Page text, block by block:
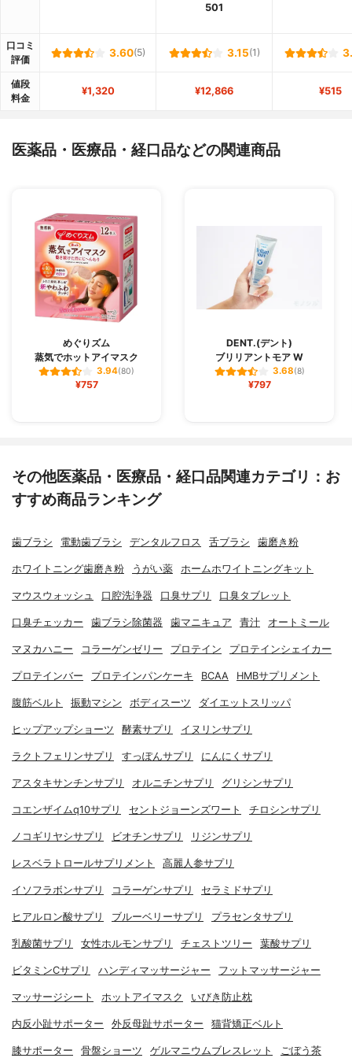
501
口コミ
評価
3.60(5) 3.15(1)
値段
料金
¥1,320 ¥12,866 ¥515
医薬品・医療品・経口品などの関連商品
めぐりズム
蒸気でホットアイマスク
3.94(80)
¥757
DENT.(デント)
ブリリアントモア W
3.68(8)
¥797
その他医薬品・医療品・経口品関連カテゴリ：お
すすめ商品ランキング
歯ブラシ 電動歯ブラシ デンタルフロス 舌ブラシ 歯磨き粉
ホワイトニング歯磨き粉 うがい薬 ホームホワイトニングキット
マウスウォッシュ 口腔洗浄器 口臭サプリ 口臭タブレット
口臭チェッカー 歯ブラシ除菌器 歯マニキュア 青汁 オートミール
マヌカハニー コラーゲンゼリー プロテイン プロテインシェイカー
プロテインバー プロテインパンケーキ BCAA HMBサプリメント
腹筋ベルト 振動マシン ボディスーツ ダイエットスリッパ
ヒップアップショーツ 酵素サプリ イヌリンサプリ
ラクトフェリンサプリ すっぽんサプリ にんにくサプリ
アスタキサンチンサプリ オルニチンサプリ グリシンサプリ
コエンザイムq10サプリ セントジョーンズワート チロシンサプリ
ノコギリヤシサプリ ビオチンサプリ リジンサプリ
レスベラトロールサプリメント 高麗人参サプリ
イソフラボンサプリ コラーゲンサプリ セラミドサプリ
ヒアルロン酸サプリ ブルーベリーサプリ プラセンタサプリ
乳酸菌サプリ 女性ホルモンサプリ チェストツリー 葉酸サプリ
ビタミンCサプリ ハンディマッサージャー フットマッサージャー
マッサージシート ホットアイマスク いびき防止枕
内反小趾サポーター 外反母趾サポーター 猫背矯正ベルト
膝サポーター 骨盤ショーツ ゲルマニウムブレスレット ごぼう茶